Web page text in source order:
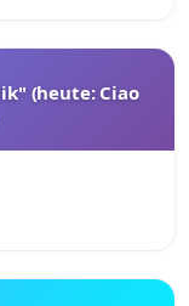
(heute: Ciao